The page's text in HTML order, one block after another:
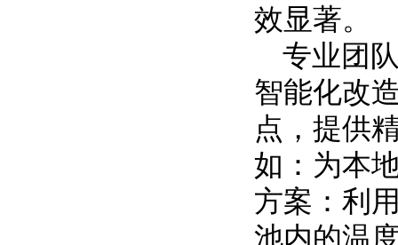
效显著。
专业团
智能化改
点，提供
如：为本
方案：利
池内的温